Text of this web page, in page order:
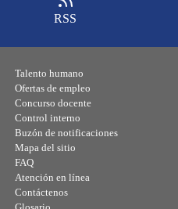
RSS
Talento humano
Ofertas de empleo
Concurso docente
Control interno
Buzón de notificaciones
Mapa del sitio
FAQ
Atención en línea
Contáctenos